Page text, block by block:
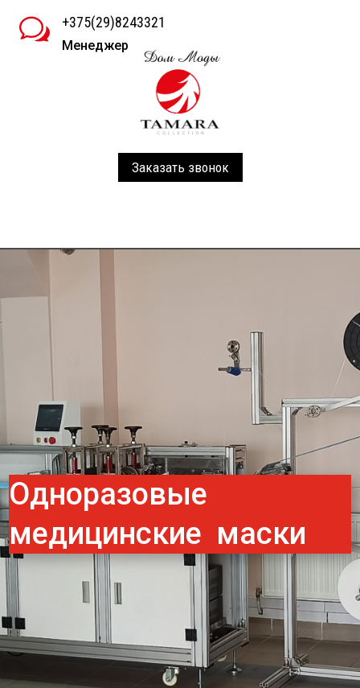
w +375(29)8243321
Менеджер
Заказать звонок
Одноразовые
медицинские маски